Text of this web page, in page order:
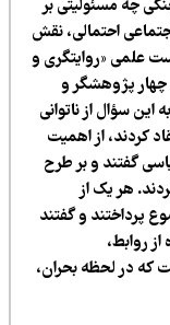
مسئولیتی بر
احتمالی، نقش
«روایتگری و
پژوهشگر و
از ناتوانی
از اهمیت
و بر طرح
یک از
و گفتند
لحظه بحران،